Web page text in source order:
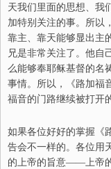
天我们里面的思想、
加特别关注的事。所以
靠主、靠天能够显出主
兄是非常关注了。他自
么能够奉耶稣基督的名
事情。所以，《路加福
福音的门路继续被打开
如果各位好好的掌握《
告会不一样的。各位用
的上帝的旨意——上帝